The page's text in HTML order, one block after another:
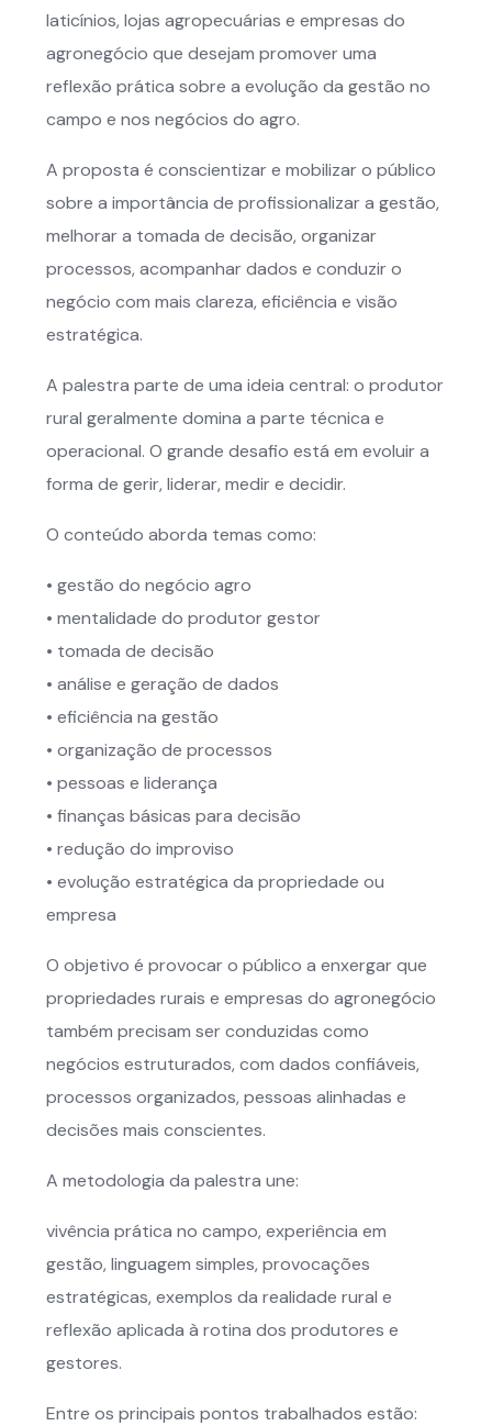
laticínios, lojas agropecuárias e empresas do
agronegócio que desejam promover uma
reflexão prática sobre a evolução da gestão no
campo e nos negócios do agro.
A proposta é conscientizar e mobilizar o público
sobre a importância de profissionalizar a gestão,
melhorar a tomada de decisão, organizar
processos, acompanhar dados e conduzir o
negócio com mais clareza, eficiência e visão
estratégica.
A palestra parte de uma ideia central: o produtor
rural geralmente domina a parte técnica e
operacional. O grande desafio está em evoluir a
forma de gerir, liderar, medir e decidir.
O conteúdo aborda temas como:
• gestão do negócio agro
• mentalidade do produtor gestor
• tomada de decisão
• análise e geração de dados
• eficiência na gestão
• organização de processos
• pessoas e liderança
• finanças básicas para decisão
• redução do improviso
• evolução estratégica da propriedade ou
empresa
O objetivo é provocar o público a enxergar que
propriedades rurais e empresas do agronegócio
também precisam ser conduzidas como
negócios estruturados, com dados confiáveis,
processos organizados, pessoas alinhadas e
decisões mais conscientes.
A metodologia da palestra une:
vivência prática no campo, experiência em
gestão, linguagem simples, provocações
estratégicas, exemplos da realidade rural e
reflexão aplicada à rotina dos produtores e
gestores.
Entre os principais pontos trabalhados estão: